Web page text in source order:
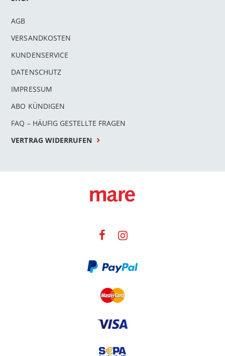
AGB
VERSANDKOSTEN
KUNDENSERVICE
DATENSCHUTZ
IMPRESSUM
ABO KÜNDIGEN
FAQ – HÄUFIG GESTELLTE FRAGEN
VERTRAG WIDERRUFEN